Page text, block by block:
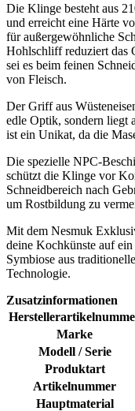
Die Klinge besteht aus
und erreicht eine Härte
für außergewöhnliche
Hohlschliff reduziert das
sei es beim feinen
von Fleisch.
Der Griff aus
edle Optik, sondern liegt
ist ein Unikat, da die
Die spezielle NPC-
schützt die Klinge vor
Schneidbereich nach
um Rostbildung zu
Mit dem Nesmuk
deine Kochkünste auf
Symbiose aus
Technologie.
Zusatzinformationen
Marke
Modell / Serie
Produktart
Artikelnummer
Hauptmaterial